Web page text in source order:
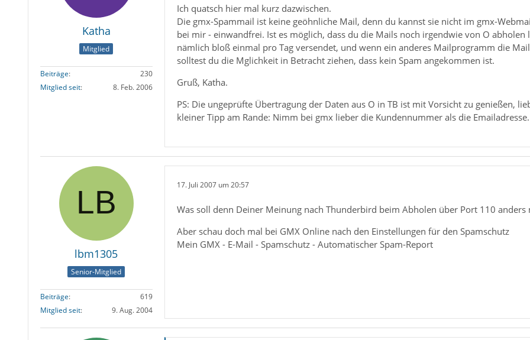
Katha
Mitglied
Beiträge
230
Mitglied seit
8. Feb. 2006
Ich quatsch hier mal kurz dazwischen.
Die gmx-Spammail ist keine geöhnliche Mail, denn du kannst sie nicht im gmx-
bei mir - einwandfrei. Ist es möglich, dass du die Mails noch irgendwie von O abholen
nämlich bloß einmal pro Tag versendet, und wenn ein anderes Mailprogramm die
solltest du die Mglichkeit in Betracht ziehen, dass kein Spam angekommen ist.
Gruß, Katha.
PS: Die ungeprüfte Übertragung der Daten aus O in TB ist mit Vorsicht zu genießen,
kleiner Tipp am Rande: Nimm bei gmx lieber die Kundennummer als die Emailadresse.
lbm1305
Senior-Mitglied
Beiträge
619
Mitglied seit
9. Aug. 2004
17. Juli 2007 um 20:57
Was soll denn Deiner Meinung nach Thunderbird beim Abholen über Port 110 anders
Aber schau doch mal bei GMX Online nach den Einstellungen für den Spamschutz
Mein GMX - E-Mail - Spamschutz - Automatischer Spam-Report